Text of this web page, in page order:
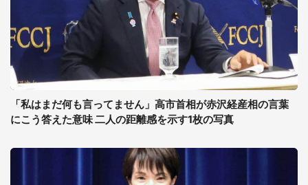
「私はまだ何も言ってません」高市首相が赤沢経産相の言葉
にこう答えた意味 二人の距離感を示す1枚の写真